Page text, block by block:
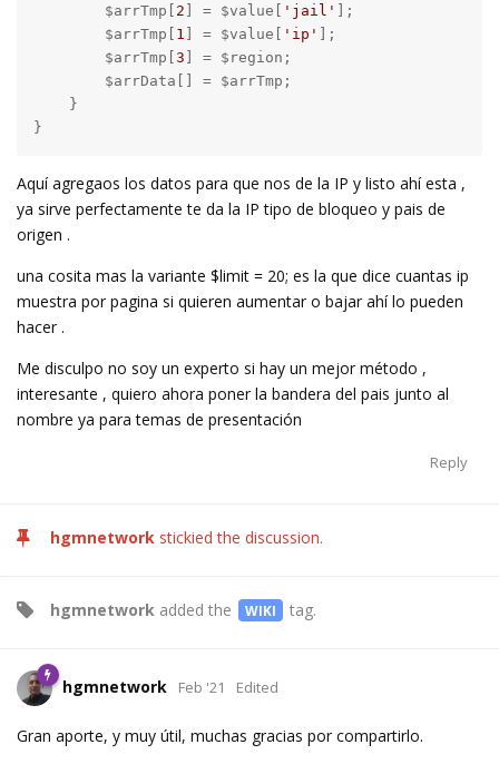
        $arrTmp[
2 ] = $value[ 'jail'
];
        $arrTmp[
1 ] = $value[ 'ip'
];
        $arrTmp[
3 ] = $region;
        $arrData[] = $arrTmp;
    }
}
Aquí agregaos los datos para que nos de la IP y listo ahí esta ,
ya sirve perfectamente te da la IP tipo de bloqueo y pais de
origen .
una cosita mas la variante $limit = 20; es la que dice cuantas ip
muestra por pagina si quieren aumentar o bajar ahí lo pueden
hacer .
Me disculpo no soy un experto si hay un mejor método ,
interesante , quiero ahora poner la bandera del pais junto al
nombre ya para temas de presentación
Reply
hgmnetwork stickied the discussion.
hgmnetwork added the WIKI tag.
hgmnetwork Feb '21 Edited
Gran aporte, y muy útil, muchas gracias por compartirlo.